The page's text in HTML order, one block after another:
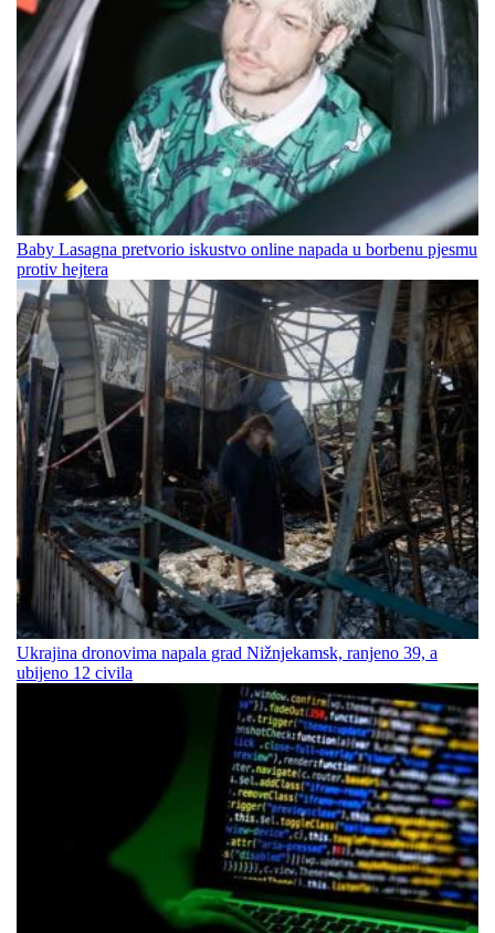
Baby Lasagna pretvorio iskustvo online napada u borbenu pjesmu
protiv hejtera
Ukrajina dronovima napala grad Nižnjekamsk, ranjeno 39, a
ubijeno 12 civila